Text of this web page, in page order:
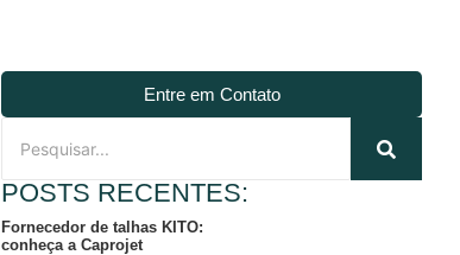
Entre em Contato
POSTS RECENTES:
Fornecedor de talhas KITO:
conheça a Caprojet